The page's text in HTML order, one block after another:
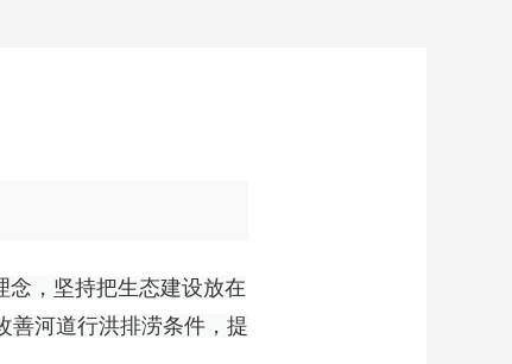
念，坚持把生态建设放在
善河道行洪排涝条件，提